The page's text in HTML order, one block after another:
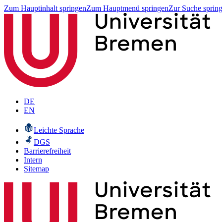
Zum Hauptinhalt springenZum Hauptmenü springenZur Suche
DE
EN
Leichte Sprache
DGS
Barrierefreiheit
Intern
Sitemap